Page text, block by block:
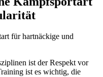
für hartnäckige und
ist der Respekt vor
ist es wichtig, die